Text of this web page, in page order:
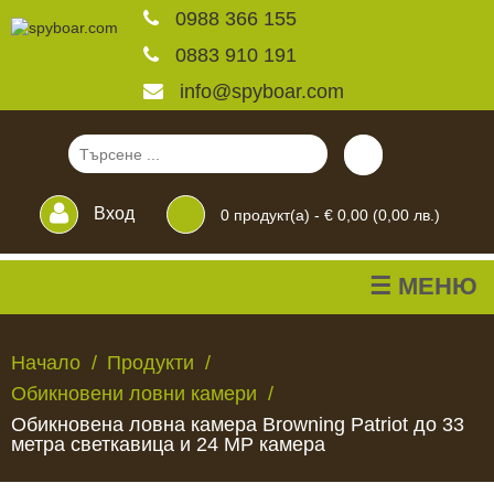
0988 366 155
0883 910 191
info@spyboar.com
Вход 0 продукт(а) - € 0,00 (0,00 лв.)
☰ МЕНЮ
ЛОВНИ ФОТОКАПАНИ
КАМЕРИХРАНИЛКИЧАКАЛА
Ловни камери
Фотокапани на живо
Камери за
Начало
Продукти
Обикновени ловни камери
Обикновена ловна камера Browning Patriot до 33
метра светкавица и 24 MP камера